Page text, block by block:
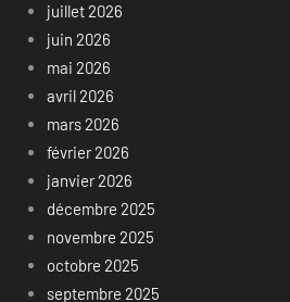
juillet 2026
juin 2026
mai 2026
avril 2026
mars 2026
février 2026
janvier 2026
décembre 2025
novembre 2025
octobre 2025
septembre 2025